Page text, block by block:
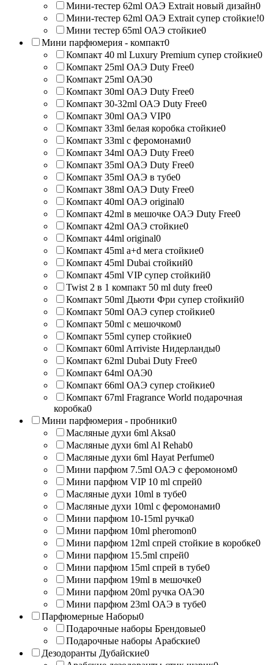
Мини-тестер 62ml ОАЭ Extrait новый дизайн0
Мини-тестер 62ml ОАЭ Extrait супер стойкие!0
Мини тестер 65ml ОАЭ стойкие0
Мини парфюмерия - компакт0
Компакт 40 ml Luxury Premium супер стойкие0
Компакт 25ml ОАЭ Duty Free0
Компакт 25ml ОАЭ0
Компакт 30ml ОАЭ Duty Free0
Компакт 30-32ml ОАЭ Duty Free0
Компакт 30ml ОАЭ VIP0
Компакт 33ml белая коробка стойкие0
Компакт 33ml с феромонами0
Компакт 34ml ОАЭ Duty Free0
Компакт 35ml ОАЭ Duty Free0
Компакт 35ml ОАЭ в тубе0
Компакт 38ml ОАЭ Duty Free0
Компакт 40ml ОАЭ original0
Компакт 42ml в мешочке ОАЭ Duty Free0
Компакт 42ml ОАЭ стойкие0
Компакт 44ml original0
Компакт 45ml a+d мега стойкие0
Компакт 45ml Dubai стойкий0
Компакт 45ml VIP супер стойкий0
Twist 2 в 1 компакт 50 ml duty free0
Компакт 50ml Дьюти Фри супер стойкий0
Компакт 50ml ОАЭ супер стойкие0
Компакт 50ml с мешочком0
Компакт 55ml супер стойкие0
Компакт 60ml Arriviste Нидерланды0
Компакт 62ml Dubai Duty Free0
Компакт 64ml ОАЭ0
Компакт 66ml ОАЭ супер стойкие0
Компакт 67ml Fragrance World подарочная
коробка0
Мини парфюмерия - пробники0
Масляные духи 6ml Aksa0
Масляные духи 6ml Al Rehab0
Масляные духи 6ml Hayat Perfume0
Мини парфюм 7.5ml ОАЭ с феромоном0
Мини парфюм VIP 10 ml спрей0
Масляные духи 10ml в тубе0
Масляные духи 10ml с феромонами0
Мини парфюм 10-15ml ручка0
Мини парфюм 10ml pheromon0
Мини парфюм 12ml спрей стойкие в коробке0
Мини парфюм 15.5ml спрей0
Мини парфюм 15ml спрей в тубе0
Мини парфюм 19ml в мешочке0
Мини парфюм 20ml ручка ОАЭ0
Мини парфюм 23ml ОАЭ в тубе0
Парфюмерные Наборы0
Подарочные наборы Брендовые0
Подарочные наборы Арабские0
Дезодоранты Дубайские0